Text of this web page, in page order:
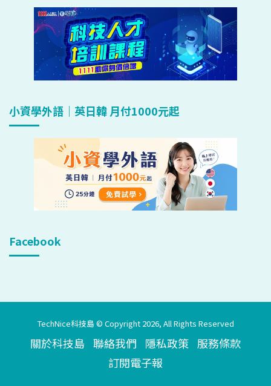
小資學外語｜英日韓 月付1000元起
Facebook
TechNice科技島 © Copyright 2026, All Rights Reserved
關於科技島 聯絡我們 隱私政策 服務條款
訂閱電子報